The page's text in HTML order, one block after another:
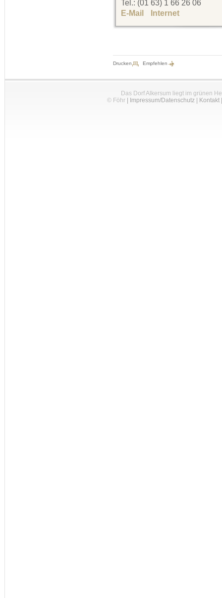
Tel.: (01 63) 1 66 26 06
E-Mail
Internet
Drucken Empfehlen
Das Dorf Alkersum liegt im grünen
© Föhr| Impressum/Datenschutz| Kontakt